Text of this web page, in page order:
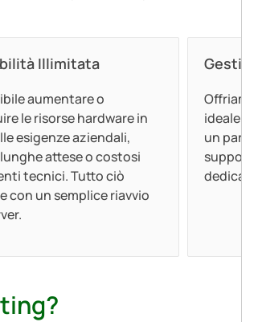
Illimitata
aumentare o
le risorse hardware in
esigenze aziendali,
attese o costosi
tecnici. Tutto ciò
con un semplice riavvio
Offriamo
ideale
un
dedicate.